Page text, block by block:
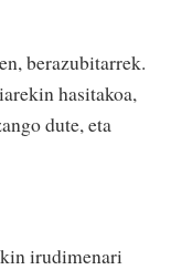
berazubitarrek.
hasitakoa,
dute, eta
irudimenari